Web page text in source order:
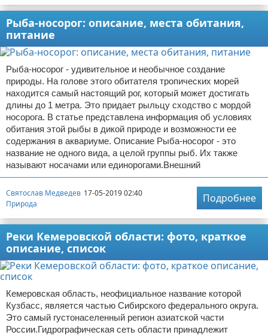
Рыба-носорог: описание, места обитания,
питание
Рыба-носорог - удивительное и необычное создание
природы. На голове этого обитателя тропических морей
находится самый настоящий рог, который может достигать
длины до 1 метра. Это придает рыльцу сходство с мордой
носорога. В статье представлена информация об условиях
обитания этой рыбы в дикой природе и возможности ее
содержания в аквариуме. Описание Рыба-носорог - это
название не одного вида, а целой группы рыб. Их также
называют носачами или единорогами.Внешний
Святослав Медведев 17-05-2019 02:40
Природа
Подробнее
Реки Кемеровской области: фото, краткое
описание, список
Кемеровская область, неофициальное название которой
Кузбасс, является частью Сибирского федерального округа.
Это самый густонаселенный регион азиатской части
России.Гидрографическая сеть области принадлежит